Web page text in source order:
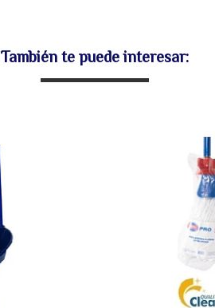
También te puede interesar: